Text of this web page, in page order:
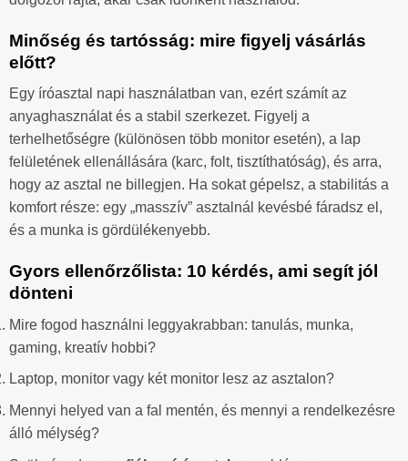
Minőség és tartósság: mire figyelj vásárlás
előtt?
Egy íróasztal napi használatban van, ezért számít az
anyaghasználat és a stabil szerkezet. Figyelj a
terhelhetőségre (különösen több monitor esetén), a lap
felületének ellenállására (karc, folt, tisztíthatóság), és arra,
hogy az asztal ne billegjen. Ha sokat gépelsz, a stabilitás a
komfort része: egy „masszív” asztalnál kevésbé fáradsz el,
és a munka is gördülékenyebb.
Gyors ellenőrzőlista: 10 kérdés, ami segít jól
dönteni
Mire fogod használni leggyakrabban: tanulás, munka,
gaming, kreatív hobbi?
Laptop, monitor vagy két monitor lesz az asztalon?
Mennyi helyed van a fal mentén, és mennyi a rendelkezésre
álló mélység?